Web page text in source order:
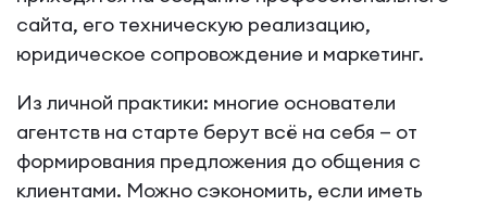
сайта, его техническую реализацию,
юридическое сопровождение и маркетинг.
Из личной практики: многие основатели
агентств на старте берут всё на себя — от
формирования предложения до общения с
клиентами. Можно сэкономить, если иметь